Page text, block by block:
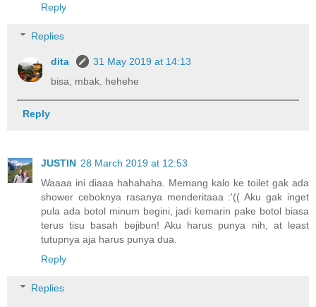
Reply
Replies
dita
31 May 2019 at 14:13
bisa, mbak. hehehe
Reply
JUSTIN 28 March 2019 at 12:53
Waaaa ini diaaa hahahaha. Memang kalo ke toilet gak ada
shower ceboknya rasanya menderitaaa :'(( Aku gak inget
pula ada botol minum begini, jadi kemarin pake botol biasa
terus tisu basah bejibun! Aku harus punya nih, at least
tutupnya aja harus punya dua.
Reply
Replies